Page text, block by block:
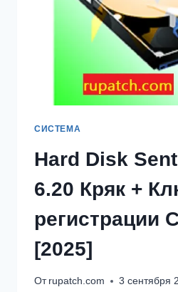
СИСТЕМА
Hard Disk
6.20 Кряк +
регистрации
[2025]
От rupatch.com 3 сентября